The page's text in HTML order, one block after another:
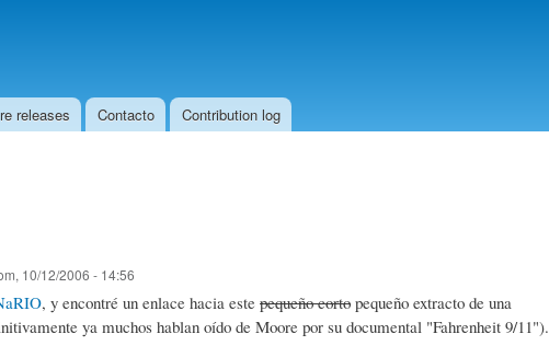
releases Contacto Contribution log
10/12/2006 - 14:56
, y encontré un enlace hacia este pequeño corto pequeño extracto de una
ya muchos hablan oído de Moore por su documental "Fahrenheit 9/11").